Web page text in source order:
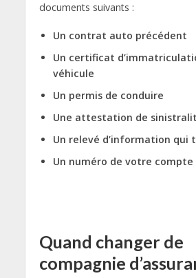
documents suivants :
Un contrat auto précédent
Un certificat
véhicule
Un permis de conduire
Une attestation de
Un relevé d’information qui
Un numéro de votre compte
Quand changer de
compagnie